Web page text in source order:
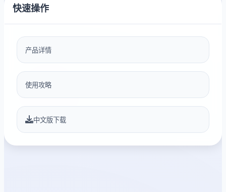
快速操作
产品详情
使用攻略
中文版下载